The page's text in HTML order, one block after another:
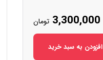
اصلی:
بود.
3,300,000 تومان
قیمت
فعلی:
افزودن به سبد خرید